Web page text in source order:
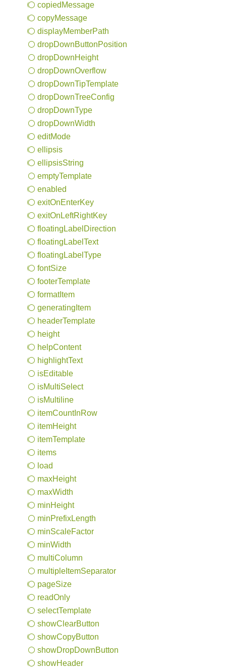
copied Message
copyMessage
displayMemberPath
dropDownButtonPosition
dropDownHeight
dropDownOverflow
dropDownTipTemplate
dropDownTreeConfig
dropDownType
dropDownWidth
editMode
ellipsis
ellipsisString
emptyTemplate
enabled
exitOnEnterKey
exitOnLeftRightKey
floating Label Direction
floating Label Text
floating Label Type
fontSize
footerTemplate
formatItem
generating Item
headerTemplate
height
helpContent
highlightText
isEditable
isMultiSelect
isMultiline
itemCountInRow
itemHeight
itemTemplate
items
load
maxHeight
maxWidth
minHeight
minPrefixLength
minScaleFactor
minWidth
multiColumn
multiple ItemSeparator
pageSize
readOnly
selectTemplate
showClearButton
showCopyButton
showDropDownButton
showHeader